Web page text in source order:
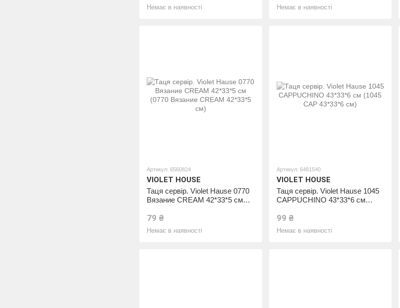
Немає в наявності Немає в наявності
Артикул: 6560824
VIOLET HOUSE
Таця сервір. Violet Hause 0770
Вязание CREAM 42*33*5 см
см)
79 ₴
Немає в наявності
Артикул: 6481540
VIOLET HOUSE
Таця сервір. Violet Hause 1045
CAPPUCHINO 43*33*6 см
99 ₴
Немає в наявності